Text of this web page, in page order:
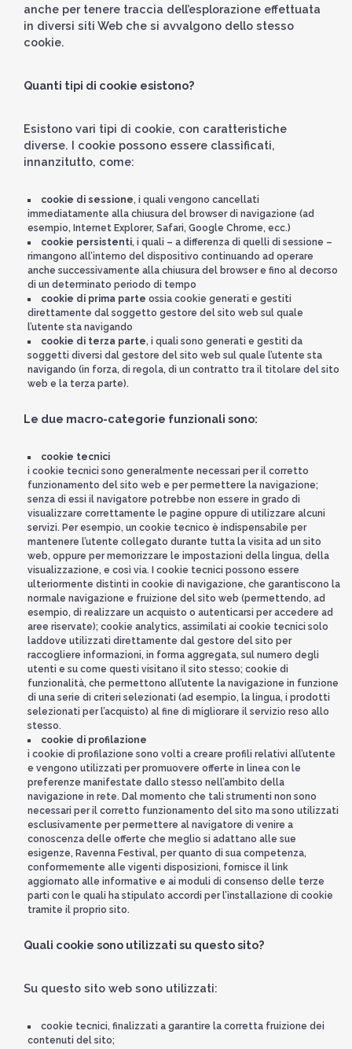
anche per tenere traccia dell’esplorazione effettuata
in diversi siti Web che si avvalgono dello stesso
cookie.
Quanti tipi di cookie esistono?
Esistono vari tipi di cookie, con caratteristiche
diverse. I cookie possono essere classificati,
innanzitutto, come:
cookie di sessione, i quali vengono cancellati
immediatamente alla chiusura del browser di navigazione (ad
esempio, Internet Explorer, Safari, Google Chrome, ecc.)
cookie persistenti, i quali – a differenza di quelli di sessione –
rimangono all’interno del dispositivo continuando ad operare
anche successivamente alla chiusura del browser e fino al decorso
di un determinato periodo di tempo
cookie di prima parte ossia cookie generati e gestiti
direttamente dal soggetto gestore del sito web sul quale
l’utente sta navigando
cookie di terza parte, i quali sono generati e gestiti da
soggetti diversi dal gestore del sito web sul quale l’utente sta
navigando (in forza, di regola, di un contratto tra il titolare del sito
web e la terza parte).
Le due macro-categorie funzionali sono:
cookie tecnici
i cookie tecnici sono generalmente necessari per il corretto
funzionamento del sito web e per permettere la navigazione;
senza di essi il navigatore potrebbe non essere in grado di
visualizzare correttamente le pagine oppure di utilizzare alcuni
servizi. Per esempio, un cookie tecnico è indispensabile per
mantenere l’utente collegato durante tutta la visita ad un sito
web, oppure per memorizzare le impostazioni della lingua, della
visualizzazione, e così via. I cookie tecnici possono essere
ulteriormente distinti in cookie di navigazione, che garantiscono la
normale navigazione e fruizione del sito web (permettendo, ad
esempio, di realizzare un acquisto o autenticarsi per accedere ad
aree riservate); cookie analytics, assimilati ai cookie tecnici solo
laddove utilizzati direttamente dal gestore del sito per
raccogliere informazioni, in forma aggregata, sul numero degli
utenti e su come questi visitano il sito stesso; cookie di
funzionalità, che permettono all’utente la navigazione in funzione
di una serie di criteri selezionati (ad esempio, la lingua, i prodotti
selezionati per l’acquisto) al fine di migliorare il servizio reso allo
stesso.
cookie di profilazione
i cookie di profilazione sono volti a creare profili relativi all’utente
e vengono utilizzati per promuovere offerte in linea con le
preferenze manifestate dallo stesso nell’ambito della
navigazione in rete. Dal momento che tali strumenti non sono
necessari per il corretto funzionamento del sito ma sono utilizzati
esclusivamente per permettere al navigatore di venire a
conoscenza delle offerte che meglio si adattano alle sue
esigenze, Ravenna Festival, per quanto di sua competenza,
conformemente alle vigenti disposizioni, fornisce il link
aggiornato alle informative e ai moduli di consenso delle terze
parti con le quali ha stipulato accordi per l’installazione di cookie
tramite il proprio sito.
Quali cookie sono utilizzati su questo sito?
Su questo sito web sono utilizzati:
cookie tecnici, finalizzati a garantire la corretta fruizione dei
contenuti del sito;